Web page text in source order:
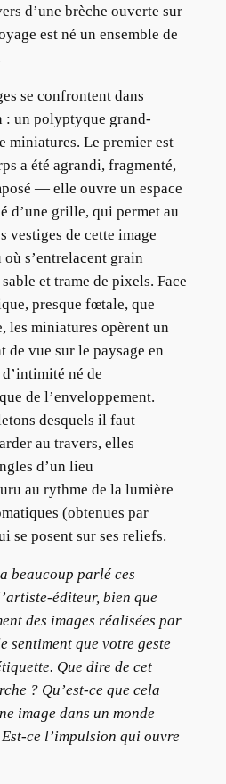
d’une brèche ouverte sur
est né un ensemble de
se confrontent dans
: un polyptyque grand-
miniatures. Le premier est
a été agrandi, fragmenté,
— elle ouvre un espace
d’une grille, qui permet au
vestiges de cette image
où s’entrelacent grain
et trame de pixels. Face
presque fœtale, que
les miniatures opèrent un
de vue sur le paysage en
né de
de l’enveloppement.
desquels il faut
au travers, elles
d’un lieu
au rythme de la lumière
(obtenues par
se posent sur ses reliefs.
beaucoup parlé ces
éditeur, bien que
des images réalisées par
sentiment que votre geste
Que dire de cet
? Qu’est-ce que cela
image dans un monde
ce l’impulsion qui ouvre